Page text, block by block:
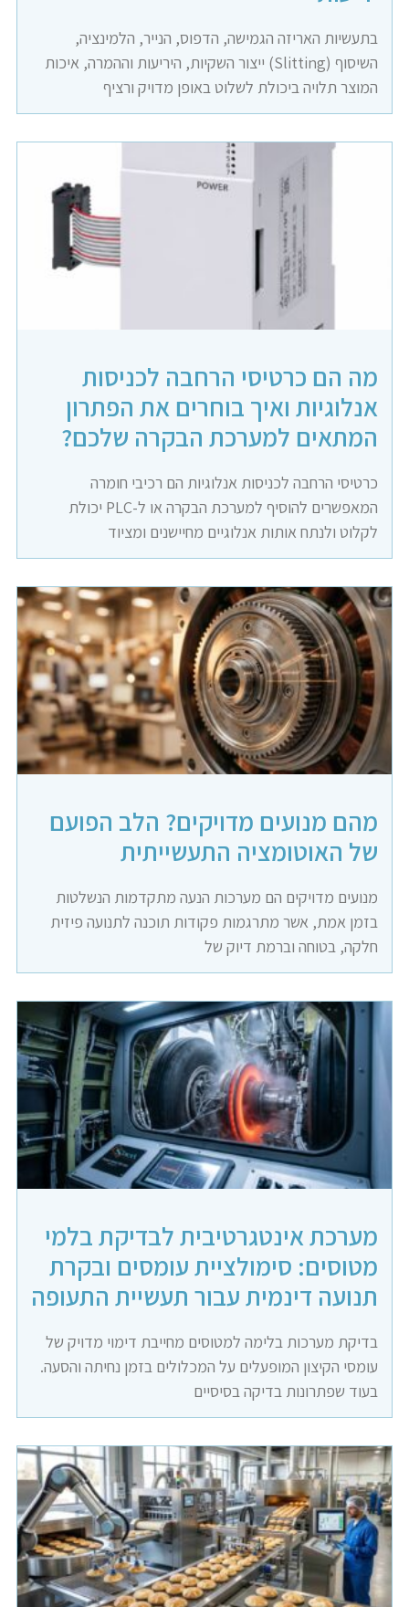
בתעשיות האריזה הגמישה, הדפוס, הנייר, הלמינציה,
השיסוף (Slitting) ייצור השקיות, היריעות וההמרה, איכות
המוצר תלויה ביכולת לשלוט באופן מדויק ורציף
מה הם כרטיסי הרחבה לכניסות
אנלוגיות ואיך בוחרים את הפתרון
המתאים למערכת הבקרה שלכם?
כרטיסי הרחבה לכניסות אנלוגיות הם רכיבי חומרה
המאפשרים להוסיף למערכת הבקרה או ל-PLC יכולת
לקלוט ולנתח אותות אנלוגיים מחיישנים ומציוד
מהם מנועים מדויקים? הלב הפועם
של האוטומציה התעשייתית
מנועים מדויקים הם מערכות הנעה מתקדמות הנשלטות
בזמן אמת, אשר מתרגמות פקודות תוכנה לתנועה פיזית
חלקה, בטוחה וברמת דיוק של
מערכת אינטגרטיבית לבדיקת בלמי
מטוסים: סימולציית עומסים ובקרת
תנועה דינמית עבור תעשיית התעופה
בדיקת מערכות בלימה למטוסים מחייבת דימוי מדויק של
עומסי הקיצון המופעלים על המכלולים בזמן נחיתה והסעה.
בעוד שפתרונות בדיקה בסיסיים